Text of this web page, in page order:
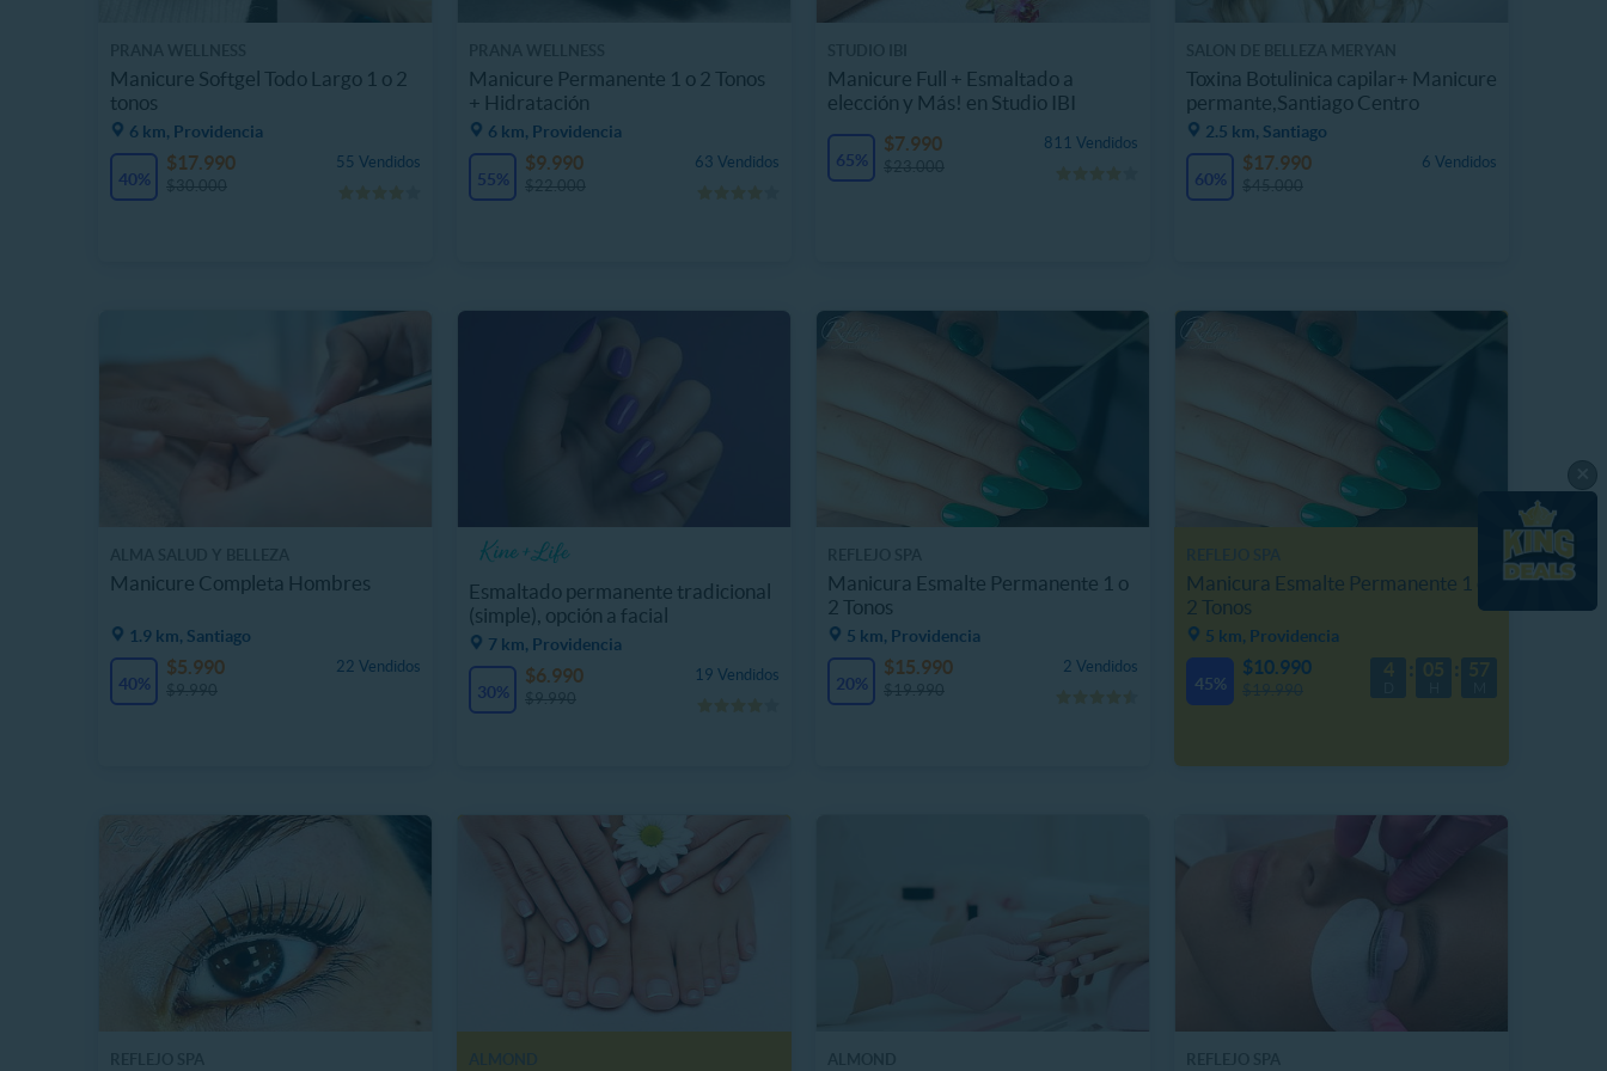
Manicure Softgel Todo Largo 1 o 2
tonos
6 km, Providencia
40%
55 Vendidos
$17.990
Manicure Permanente 1 o 2 Tonos
+ Hidratación
6 km, Providencia
55%
63 Vendidos
$9.990
Manicure Full + Esmaltado a
elección y Más! en Studio IBI
65%
811 Vendidos
$7.990
Toxina Botulinica capilar+ Manicure
permante,Santiago Centro
2.5 km, Santiago
60%
6 Vendidos
$17.990
Manicure Completa Hombres
1.9 km, Santiago
40%
22 Vendidos
$5.990
Esmaltado permanente tradicional
(simple), opción a facial
7 km, Providencia
30%
19 Vendidos
$6.990
Manicura Esmalte Permanente 1 o
2 Tonos
5 km, Providencia
20%
2 Vendidos
$15.990
Manicura Esmalte Permanente 1 o
2 Tonos
5 km, Providencia
45%
4 05 57
$10.990